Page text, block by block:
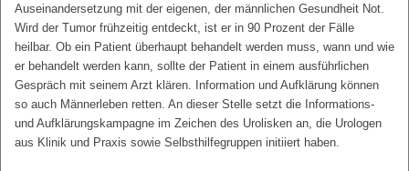
Auseinandersetzung mit der eigenen, der männlichen Gesundheit Not.
Wird der Tumor frühzeitig entdeckt, ist er in 90 Prozent der Fälle
heilbar. Ob ein Patient überhaupt behandelt werden muss, wann und wie
er behandelt werden kann, sollte der Patient in einem ausführlichen
Gespräch mit seinem Arzt klären. Information und Aufklärung können
so auch Männerleben retten. An dieser Stelle setzt die Informations-
und Aufklärungskampagne im Zeichen des Urolisken an, die Urologen
aus Klinik und Praxis sowie Selbsthilfegruppen initiiert haben.